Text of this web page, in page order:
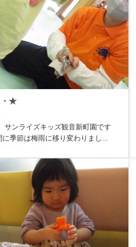
・★
サンライズキッズ観音新町園です
季節は梅雨に移り変わりまし...